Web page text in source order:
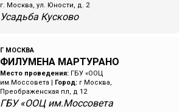
г. Москва, ул. Юности, д. 2
Усадьба Кусково
Г МОСКВА
ФИЛУМЕНА МАРТУРАНО
Место проведения: ГБУ «ООЦ
им.Моссовета
Город: г Москва,
Преображенская пл, д 12
ГБУ «ООЦ им.Моссовета